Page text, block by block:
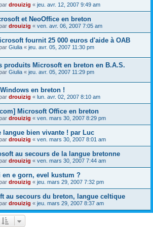
drouizig « jeu. avr. 12, 2007 9:49 am
et NeoOffice en breton
drouizig « ven. avr. 06, 2007 7:05 am
fournit 25 000 euros d'aide à OAB
Giulia « jeu. avr. 05, 2007 11:30 pm
produits Microsoft en breton en B.A.S.
Giulia « jeu. avr. 05, 2007 11:29 pm
en breton !
drouizig « lun. avr. 02, 2007 8:10 am
Microsoft Office en breton
drouizig « ven. mars 30, 2007 8:29 pm
langue bien vivante ! par Luc
drouizig « ven. mars 30, 2007 8:01 am
au secours de la langue bretonne
drouizig « ven. mars 30, 2007 7:44 am
en e gorn, evel kustum ?
drouizig « jeu. mars 29, 2007 7:32 pm
au secours du breton, langue celtique
drouizig « jeu. mars 29, 2007 8:37 am